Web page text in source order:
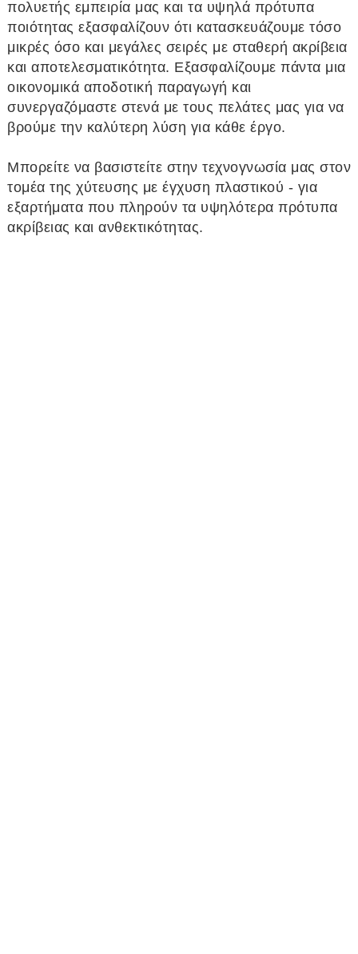
πολυετής εμπειρία μας και τα υψηλά πρότυπα
ποιότητας εξασφαλίζουν ότι κατασκευάζουμε τόσο
μικρές όσο και μεγάλες σειρές με σταθερή ακρίβεια
και αποτελεσματικότητα. Εξασφαλίζουμε πάντα μια
οικονομικά αποδοτική παραγωγή και
συνεργαζόμαστε στενά με τους πελάτες μας για να
βρούμε την καλύτερη λύση για κάθε έργο.
Μπορείτε να βασιστείτε στην τεχνογνωσία μας στον
τομέα της χύτευσης με έγχυση πλαστικού - για
εξαρτήματα που πληρούν τα υψηλότερα πρότυπα
ακρίβειας και ανθεκτικότητας.